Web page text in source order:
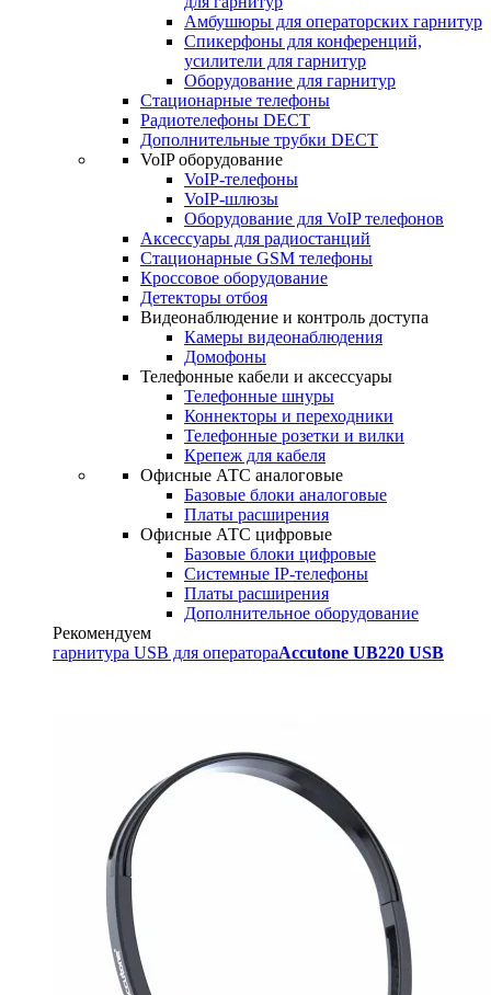
Амбушюры для операторских гарнитур
Cпикерфоны для конференций,
усилители для гарнитур
Оборудование для гарнитур
Стационарные телефоны
Радиотелефоны DECT
Дополнительные трубки DECT
VoIP оборудование
VoIP-телефоны
VoIP-шлюзы
Оборудование для VoIP телефонов
Аксессуары для радиостанций
Стационарные GSM телефоны
Кроссовое оборудование
Детекторы отбоя
Видеонаблюдение и контроль доступа
Камеры видеонаблюдения
Домофоны
Телефонные кабели и аксессуары
Телефонные шнуры
Коннекторы и переходники
Телефонные розетки и вилки
Крепеж для кабеля
Офисные АТС аналоговые
Базовые блоки аналоговые
Платы расширения
Офисные АТС цифровые
Базовые блоки цифровые
Системные IP-телефоны
Платы расширения
Дополнительное оборудование
Рекомендуем
гарнитура USB для оператораAccutone UB220 USB